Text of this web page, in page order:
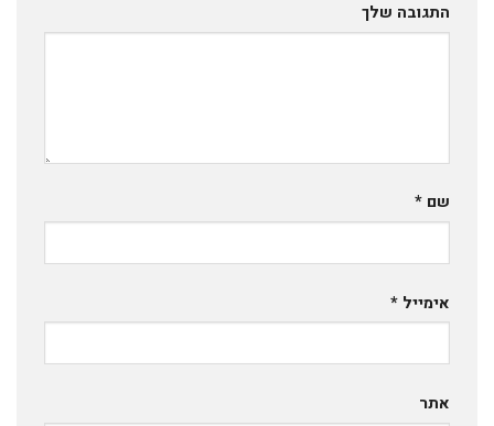
התגובה שלך
שם *
אימייל *
אתר